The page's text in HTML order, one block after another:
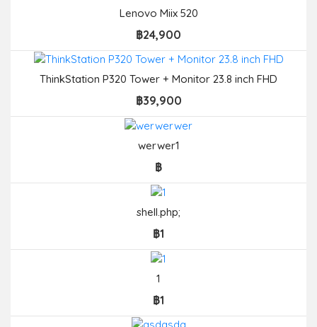
Lenovo Miix 520
฿24,900
ThinkStation P320 Tower + Monitor 23.8 inch FHD
฿39,900
werwer1
฿
shell.php;
฿1
1
฿1